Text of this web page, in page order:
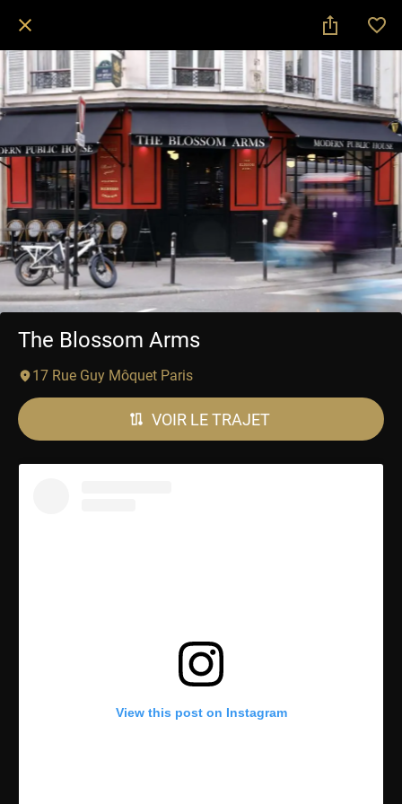
The Blossom Arms
17 Rue Guy Môquet Paris
VOIR LE TRAJET
View this post on Instagram